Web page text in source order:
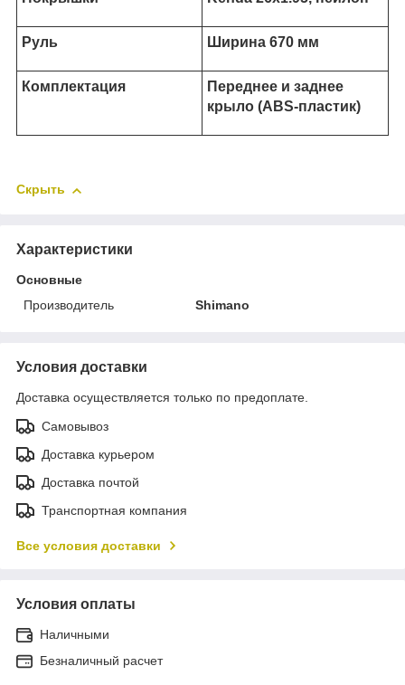
Руль Ширина 670 мм
Комплектация
Переднее и заднее
крыло (ABS-пластик)
Скрыть
Характеристики
Основные
Производитель
Shimano
Условия доставки
Доставка осуществляется только по предоплате.
Самовывоз
Доставка курьером
Доставка почтой
Транспортная компания
Все условия доставки
Условия оплаты
Наличными
Безналичный расчет